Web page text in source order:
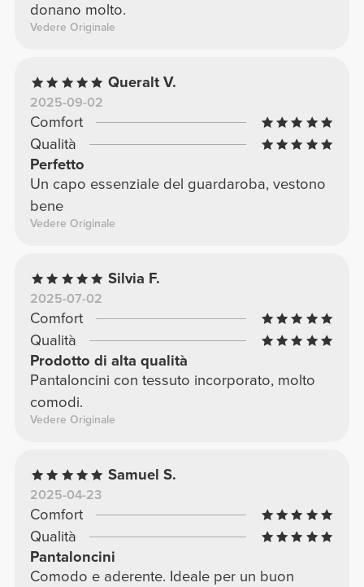
donano molto.
Vedere Originale
Queralt V.
2025-09-02
Comfort
Qualità
Perfetto
Un capo essenziale del guardaroba, vestono
bene
Vedere Originale
Silvia F.
2025-07-02
Comfort
Qualità
Prodotto di alta qualità
Pantaloncini con tessuto incorporato, molto
comodi.
Vedere Originale
Samuel S.
2025-04-23
Comfort
Qualità
Pantaloncini
Comodo e aderente. Ideale per un buon